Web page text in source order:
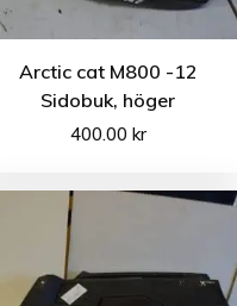
Arctic cat M800 -12
Sidobuk, höger
400.00 kr